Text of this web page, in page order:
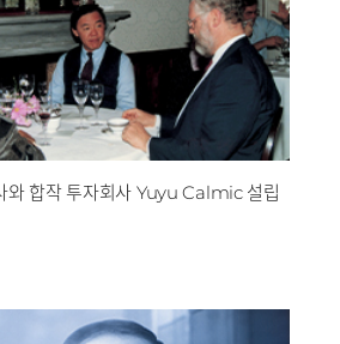
와 합작 투자회사 Yuyu Calmic설립